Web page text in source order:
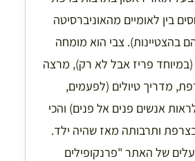
בין לאומיים מהאוניברסיטה
בהצטיינות). צבי הוא מומחה
פריז אבל לא רק), מרצה
מדריך טיולים (לפעמים,
אנשים פנים אל פנים) והכי
ותרבותה מאז שהיה ילד.
של האתר "פרנקופילים